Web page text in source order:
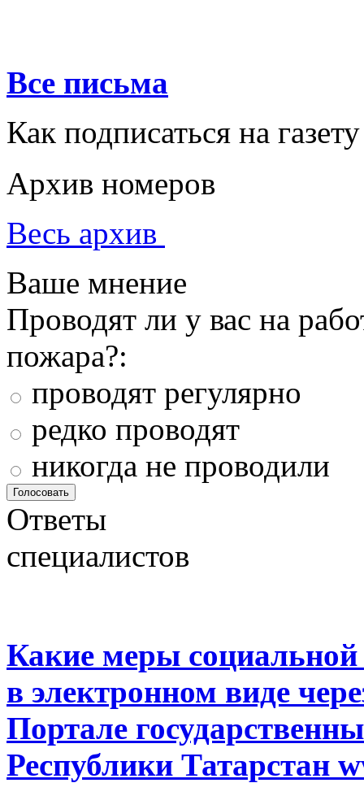
Все письма
Как подписаться на газету
Архив номеров
Весь архив
Ваше мнение
Проводят ли у вас на
пожара?:
проводят регулярно
редко проводят
никогда не проводили
Ответы
специалистов
Какие меры
в электронном виде
Портале
Республики Татарстан